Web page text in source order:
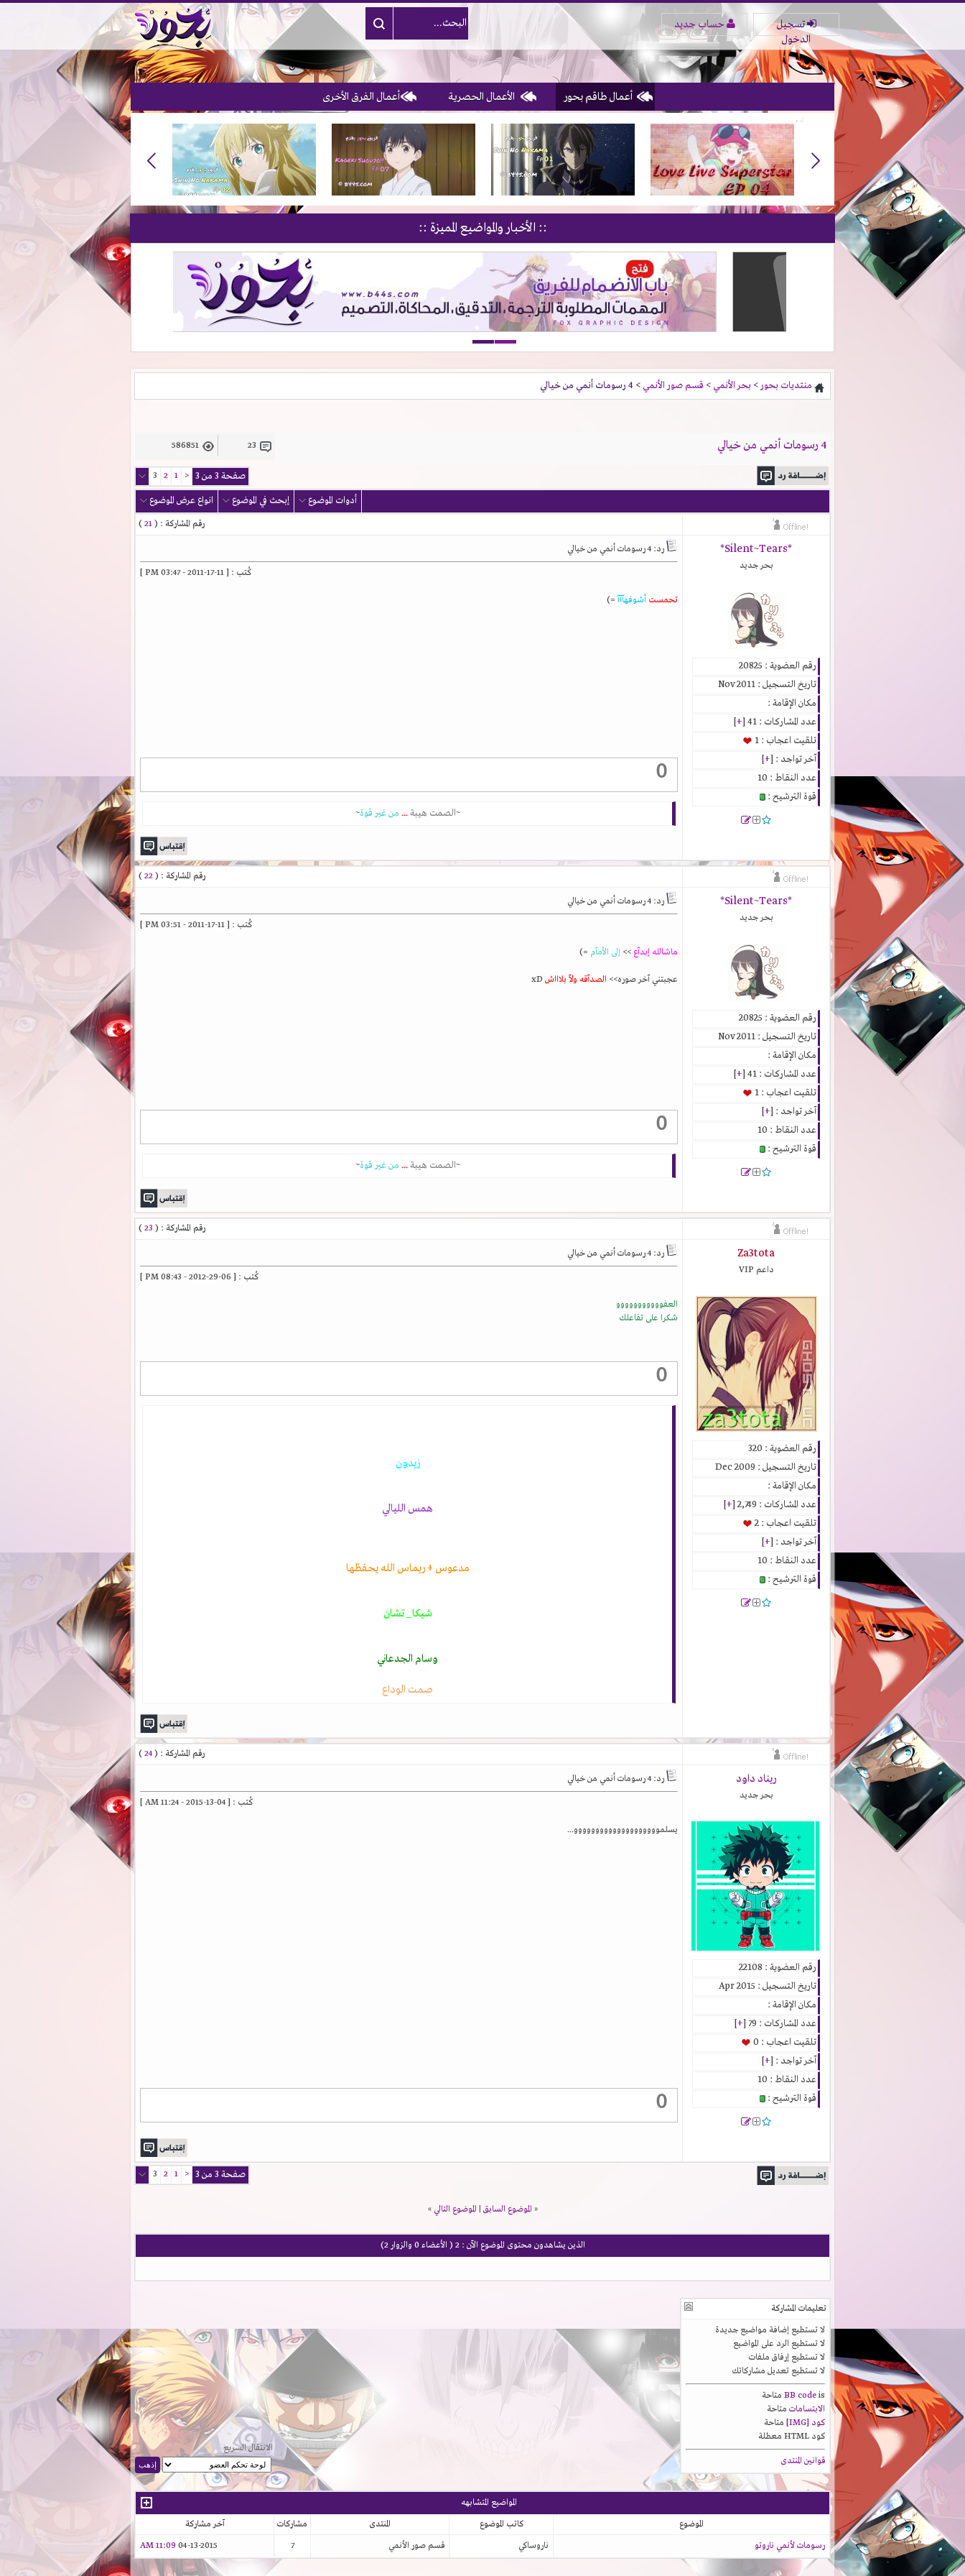
تسجيل
الدخول
حساب جديد
أعمال طاقم بحور الأعمال الحصرية أعمال الفرق الأخرى
1, 2, 3 & 4of 10
:: الأخبار والمواضيع المميزة ::
منتديات بحور > بحر الأنمي > قسم صور الأنمي > 4 رسومات أنمي من خيالي
4 رسومات أنمي من خيالي 23
586851
صفحة 3 من 3 <
1
2
3
أدوات الموضوع إبحث في الموضوع انواع عرض الموضوع
رقم المشاركة : (21
)
*Silent~Tears*
بحر جديد
رقم العضوية : 20825
تاريخ التسجيل : Nov 2011
مكان الإقامة :
عدد المشاركات : 41 [
+
]
تلقيت اعجاب : 1
آخر تواجد : [+
]
عدد النقاط : 10
قوة الترشيح :
رد: 4 رسومات أنمي من خيالي
كُتب : [ 11-17-2011 - 03:47 PM ]
تحمست أشوفهآآآ=)
0
~الصمت هيبة ... من غير قوة~
رقم المشاركة : (22
)
*Silent~Tears*
بحر جديد
رقم العضوية : 20825
تاريخ التسجيل : Nov 2011
مكان الإقامة :
عدد المشاركات : 41 [
+
]
تلقيت اعجاب : 1
آخر تواجد : [+
]
عدد النقاط : 10
قوة الترشيح :
رد: 4 رسومات أنمي من خيالي
كُتب : [ 11-17-2011 - 03:51 PM ]
ماشالله إبدآع >> إلى الأمآم =)
عجبتني آخر صوره>> الصدآقه ولآ بلاااش
0
~الصمت هيبة ... من غير قوة~
رقم المشاركة : ( 23
)
Za3tota
داعم VIP
رقم العضوية : 320
تاريخ التسجيل : Dec 2009
مكان الإقامة :
عدد المشاركات : 2,749 [
+
]
تلقيت اعجاب : 2
آخر تواجد : [+
]
عدد النقاط : 10
قوة الترشيح :
رد: 4 رسومات أنمي من خيالي
كُتب : [ 06-29-2012 - 08:43 PM ]
العفووووووووووو
شكرا على تفاعلك
0
زيدون
همس الليالي
مدعوس + ريماس الله يحفظها
شيكا_ تشان
وسام الجدعاني
صمت الوداع
رقم المشاركة : (24
)
ريناد داود
بحر جديد
رقم العضوية : 22108
تاريخ التسجيل : Apr 2015
مكان الإقامة :
عدد المشاركات : 79 [
+
]
تلقيت اعجاب : 0
آخر تواجد : [+
]
عدد النقاط : 10
قوة الترشيح :
رد: 4 رسومات أنمي من خيالي
كُتب : [ 04-13-2015 - 11:24 AM ]
يسلموووووووووووووووووووو.
..
0
صفحة 3 من 3 <
1
2
3
« الموضوع السابق الموضوع التالي »
الذين يشاهدون محتوى الموضوع الآن : 2 ( الأعضاء 0 والزوار 2)
تعليمات المشاركة
لا تستطيع إضافة مواضيع جديدة
لا تستطيع الرد على المواضيع
لا تستطيع إرفاق ملفات
لا تستطيع تعديل مشاركاتك
BB codeis
متاحة
الابتسامات متاحة
كود [IMG]
متاحة
كود HTML
معطلة
قوانين المنتدى
الانتقال السريع
المواضيع المتشابهه
الموضوع
كاتب الموضوع المنتدى مشاركات
آخر مشاركة
رسومات لأنمي ناروتو
ناروساكي قسم صور الأنمي 7
04-13-2015
11:09 AM